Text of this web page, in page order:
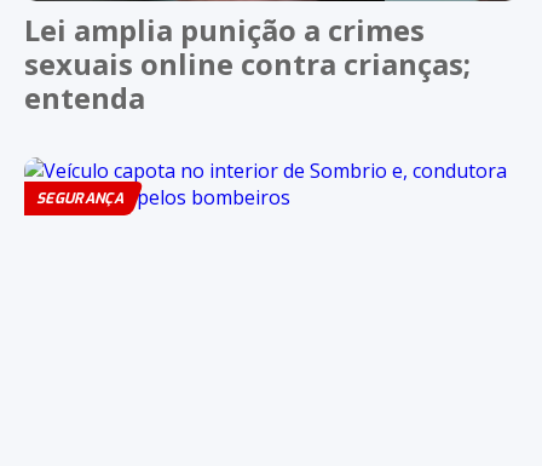
Lei amplia punição a crimes
sexuais online contra crianças;
entenda
SEGURANÇA